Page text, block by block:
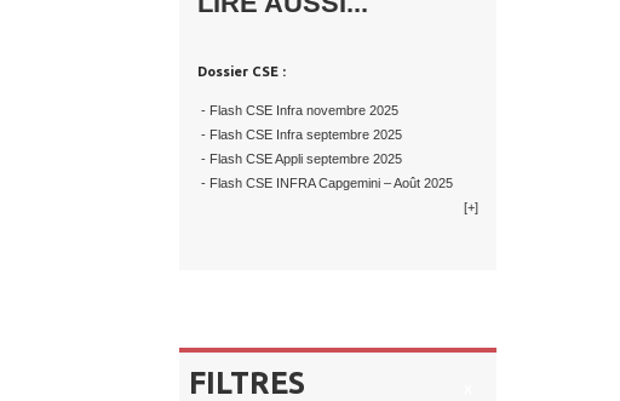
Dossier CSE :
- Flash CSE Infra novembre 2025
- Flash CSE Infra septembre 2025
- Flash CSE Appli septembre 2025
- Flash CSE INFRA Capgemini – Août 2025
[+]
FILTRES